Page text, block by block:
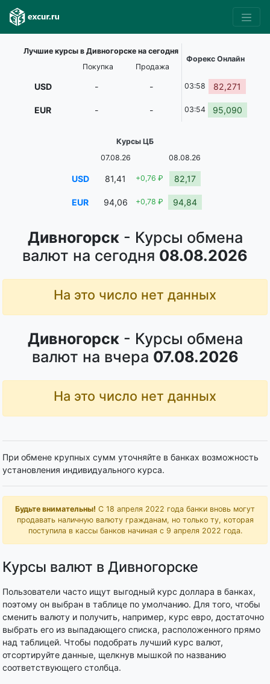
Дивногорск- Курсы обмена
валют на сегодня 08.08.2026
На это число нет данных
Дивногорск- Курсы обмена
валют на вчера 07.08.2026
На это число нет данных
При обмене крупных сумм уточняйте в банках возможность
установления индивидуального курса.
Будьте внимательны! С 18 апреля 2022 года банки вновь могут
продавать наличную валюту гражданам, но только ту, которая
поступила в кассы банков начиная с 9 апреля 2022 года.
Курсы валют в Дивногорске
Пользователи часто ищут выгодный курс доллара в банках,
поэтому он выбран в таблице по умолчанию. Для того, чтобы
сменить валюту и получить, например, курс евро, достаточно
выбрать его из выпадающего списка, расположенного прямо
над таблицей. Чтобы подобрать лучший курс валют,
отсортируйте данные, щелкнув мышкой по названию
соответствующего столбца.
Лучшие курсы в Дивногорске на сегодня
Форекс Онлайн
Покупка
Продажа
USD - - 03:58 82,271
EUR - - 03:54 95,090
Курсы ЦБ
07.08.26
08.08.26
USD 81,41 +0,76 ₽ 82,17
EUR 94,06 +0,78 ₽ 94,84